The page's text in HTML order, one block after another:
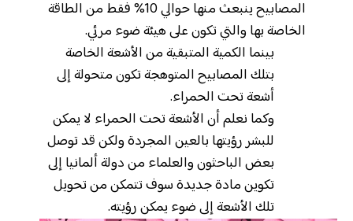
المصابيح ينبعث منها حوالي 10% فقط من الطاقة
الخاصة بها والتي تكون على هيئة ضوء مرئي.
بينما الكمية المتبقية من الأشعة الخاصة
بتلك المصابيح المتوهجة تكون متحولة إلى
أشعة تحت الحمراء.
وكما نعلم أن الأشعة تحت الحمراء لا يمكن
للبشر رؤيتها بالعين المجردة ولكن قد توصل
بعض الباحثون والعلماء من دولة ألمانيا إلى
تكوين مادة جديدة سوف تتمكن من تحويل
تلك الأشعة إلى ضوء يمكن رؤيته.